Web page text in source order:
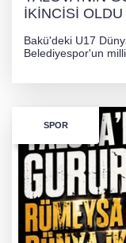
İKİNCİSİ OLDU
Bakü'deki U17
Belediyespor'un
SPOR